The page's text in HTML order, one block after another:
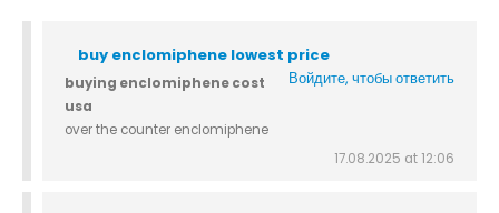
buy enclomiphene lowest price
Войдите, чтобы ответить
buying enclomiphene cost
usa
over the counter enclomiphene
17.08.2025 at 12:06